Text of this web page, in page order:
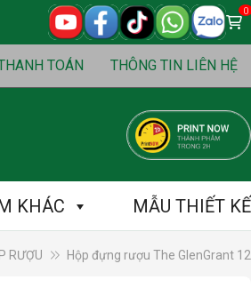
Cart
0₫
0
TOÁN THÔNG TIN LIÊN HỆ
KHÁC MẪU THIẾT KẾ
RƯỢU Hộp đựng rượu The GlenGrant 12